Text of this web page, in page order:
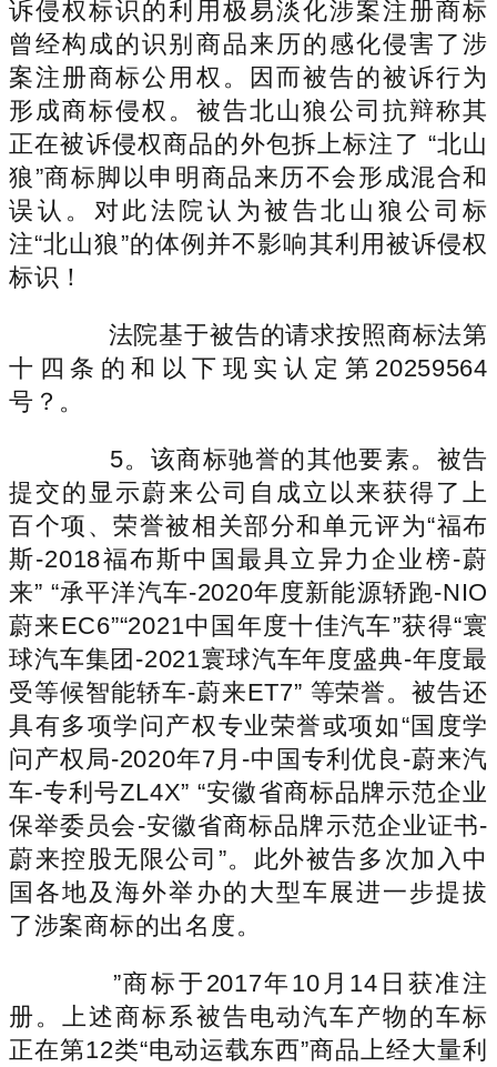
诉侵权标识的利用极易淡化涉案注册商标
曾经构成的识别商品来历的感化侵害了涉
案注册商标公用权。因而被告的被诉行为
形成商标侵权。被告北山狼公司抗辩称其
正在被诉侵权商品的外包拆上标注了 “北山
狼”商标脚以申明商品来历不会形成混合和
误认。对此法院认为被告北山狼公司标
注“北山狼”的体例并不影响其利用被诉侵权
标识！
法院基于被告的请求按照商标法第
十四条的和以下现实认定第20259564
号？。
5。该商标驰誉的其他要素。被告
提交的显示蔚来公司自成立以来获得了上
百个项、荣誉被相关部分和单元评为“福布
斯-2018福布斯中国最具立异力企业榜-蔚
来” “承平洋汽车-2020年度新能源轿跑-NIO
蔚来EC6”“2021中国年度十佳汽车”获得“寰
球汽车集团-2021寰球汽车年度盛典-年度最
受等候智能轿车-蔚来ET7” 等荣誉。被告还
具有多项学问产权专业荣誉或项如“国度学
问产权局-2020年7月-中国专利优良-蔚来汽
车-专利号ZL4X” “安徽省商标品牌示范企业
保举委员会-安徽省商标品牌示范企业证书-
蔚来控股无限公司”。此外被告多次加入中
国各地及海外举办的大型车展进一步提拔
了涉案商标的出名度。
”商标于2017年10月14日获准注
册。上述商标系被告电动汽车产物的车标
正在第12类“电动运载东西”商品上经大量利